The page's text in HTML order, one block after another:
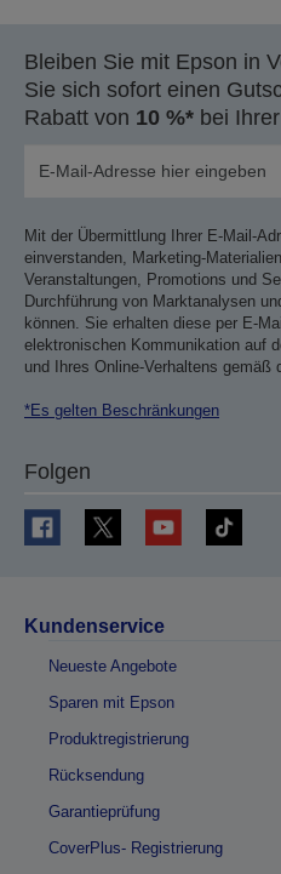
Bleiben Sie mit Epson in
Sie sich sofort einen
Rabatt von 10 %* bei
Mit der Übermittlung Ihrer E-Mail-
einverstanden, Marketing-
Veranstaltungen, Promotions und
Durchführung von Marktanalysen
können. Sie erhalten diese per E-
elektronischen Kommunikation auf
und Ihres Online-Verhaltens gemäß
*Es gelten Beschränkungen
Folgen
Kundenservice
Neueste Angebote
Sparen mit Epson
Produktregistrierung
Rücksendung
Garantieprüfung
CoverPlus- Registrierung